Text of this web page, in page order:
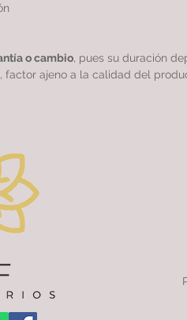
o cambio, pues su duración
ajeno a la calidad del